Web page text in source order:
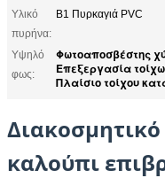
Υλικό
πυρήνα:
B1 Πυρκαγιά PVC
Υψηλό
φως:
Φωτοαποσβέστης
Επεξεργασία
Πλαίσιο τοίχου
καλούπι